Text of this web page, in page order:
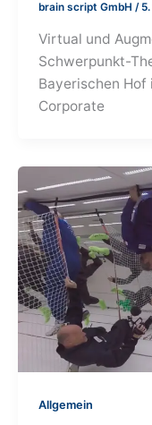
brain script GmbH/
Virtual und
Schwerpunkt-
Bayerischen
Corporate
Allgemein